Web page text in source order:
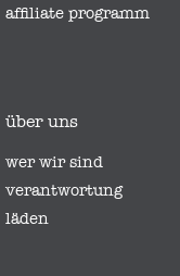
affiliate programm
über uns
wer wir sind
verantwortung
läden